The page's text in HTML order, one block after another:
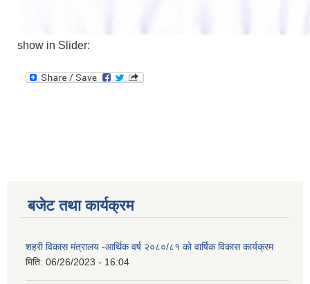
show in Slider:
बजेट तथा कार्यक्रम
शहरी विकास मंत्रालय -आर्थिक वर्ष २०८०/८१ को वार्षिक विकास कार्यक्रम
मिति: 06/26/2023 - 16:04